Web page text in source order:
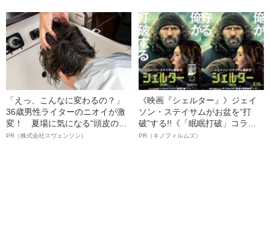
語る”《日本興収70億円突破》
「えっ、こんなに変わるの？」
36歳男性ライターのニオイが激
変！ 夏場に気になる“頭皮のニ
オイ”や“ベタつき”を解消す
PR（株式会社スヴェンソン）
《映画『シェルター』》ジェイ
ソン・ステイサムがお盆を“打
破”する!!《「眠眠打破」コラ
ボ》
PR（キノフィルムズ）